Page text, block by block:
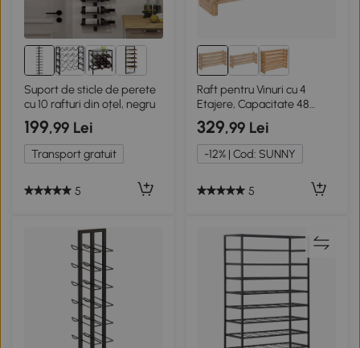
Suport de sticle de perete
cu 10 rafturi din oțel, negru
199,99 Lei
Transport gratuit
5
Raft pentru Vinuri cu 4
Etajere, Capacitate 48
Sticle, Culoare Lemn
329,99 Lei
-12% | Cod: SUNNY
5